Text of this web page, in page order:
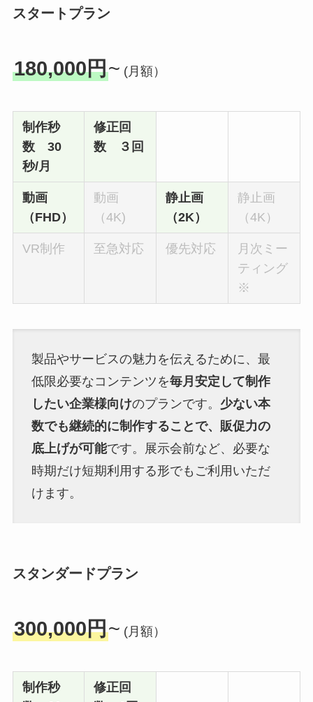
スタートプラン
180,000円~ (月額）
制作秒
数 30
秒/月
修正回
数 ３回
動画
（FHD）
動画
（4K)
静止画
（2K）
静止画
（4K）
VR制作 至急対応 優先対応
月次ミー
ティング
※
製品やサービスの魅力を伝えるために、最
低限必要なコンテンツを毎月安定して制作
したい企業様向けのプランです。 少ない本
数でも継続的に制作することで、販促力の
底上げが可能です。展示会前など、必要な
時期だけ短期利用する形でもご利用いただ
けます。
スタンダードプラン
300,000円~ (月額）
制作秒
修正回